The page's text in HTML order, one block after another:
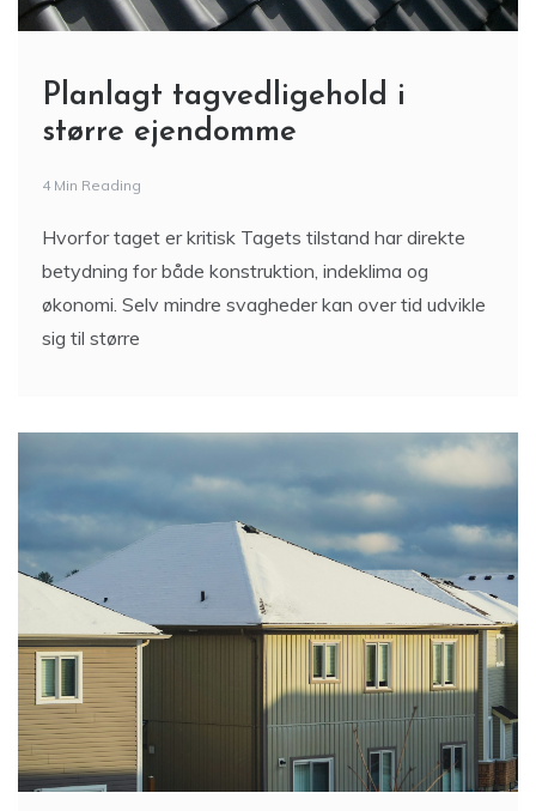
Planlagt tagvedligehold i
større ejendomme
4 Min Reading
Hvorfor taget er kritisk Tagets tilstand har direkte
betydning for både konstruktion, indeklima og
økonomi. Selv mindre svagheder kan over tid udvikle
sig til større